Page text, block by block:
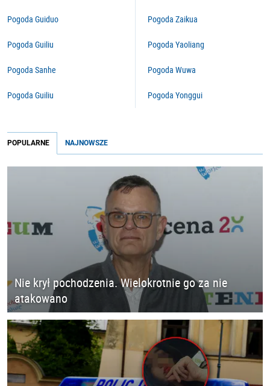
Pogoda Guiduo
Pogoda Guiliu
Pogoda Sanhe
Pogoda Guiliu
Pogoda Zaikua
Pogoda Yaoliang
Pogoda Wuwa
Pogoda Yonggui
POPULARNE NAJNOWSZE
Nie krył pochodzenia. Wielokrotnie go za nie
atakowano